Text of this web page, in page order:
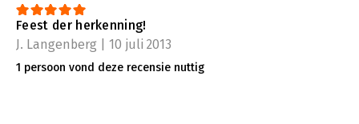
Feest der herkenning!
J. Langenberg | 10 juli 2013
1 persoon vond deze recensie nuttig